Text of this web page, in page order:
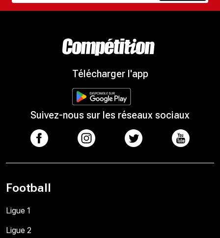
Télécharger l'app
Suivez-nous sur les réseaux sociaux
Football
Ligue 1
Ligue 2